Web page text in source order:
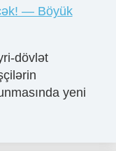
— Böyük
dövlət
yeni